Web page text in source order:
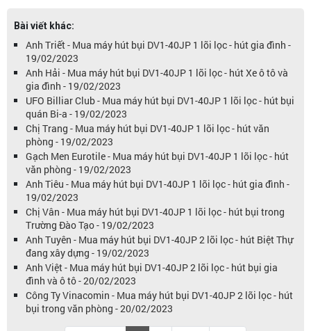
Bài viết khác:
Anh Triết - Mua máy hút bụi DV1-40JP 1 lõi lọc - hút gia đình -
19/02/2023
Anh Hải - Mua máy hút bụi DV1-40JP 1 lõi lọc - hút Xe ô tô và
gia đình - 19/02/2023
UFO Billiar Club - Mua máy hút bụi DV1-40JP 1 lõi lọc - hút bụi
quán Bi-a - 19/02/2023
Chị Trang - Mua máy hút bụi DV1-40JP 1 lõi lọc - hút văn
phòng - 19/02/2023
Gạch Men Eurotile - Mua máy hút bụi DV1-40JP 1 lõi lọc - hút
văn phòng - 19/02/2023
Anh Tiêu - Mua máy hút bụi DV1-40JP 1 lõi lọc - hút gia đình -
19/02/2023
Chị Vân - Mua máy hút bụi DV1-40JP 1 lõi lọc - hút bụi trong
Trường Đào Tạo - 19/02/2023
Anh Tuyên - Mua máy hút bụi DV1-40JP 2 lõi lọc - hút Biệt Thự
đang xây dựng - 19/02/2023
Anh Việt - Mua máy hút bụi DV1-40JP 2 lõi lọc - hút bụi gia
đình và ô tô - 20/02/2023
Công Ty Vinacomin - Mua máy hút bụi DV1-40JP 2 lõi lọc - hút
bụi trong văn phòng - 20/02/2023